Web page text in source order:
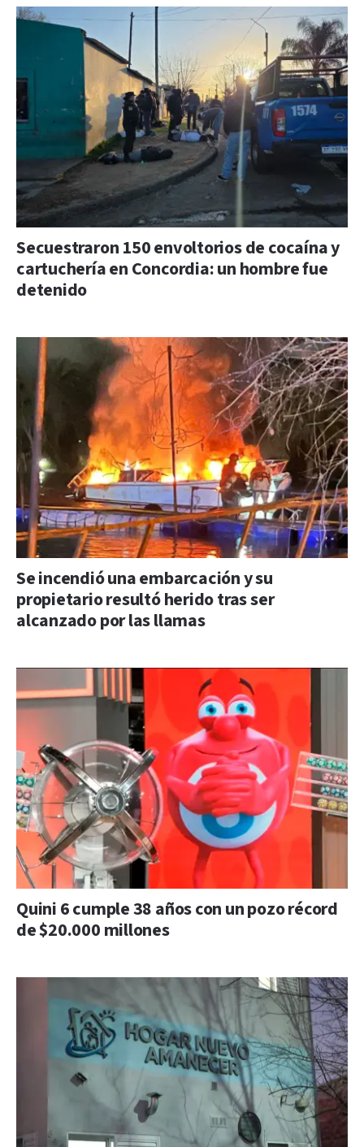
Secuestraron 150 envoltorios de cocaína y
cartuchería en Concordia: un hombre fue
detenido
Se incendió una embarcación y su
propietario resultó herido tras ser
alcanzado por las llamas
Quini 6 cumple 38 años con un pozo récord
de $20.000 millones